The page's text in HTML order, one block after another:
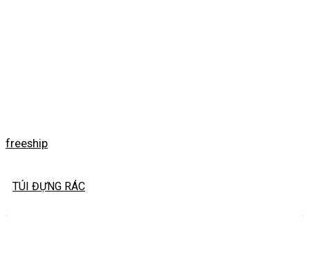
freeship
TÚI ĐỰNG RÁC